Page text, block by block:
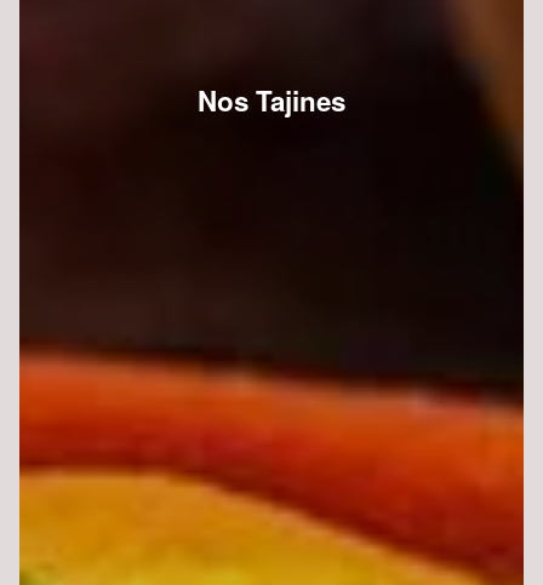
Nos Tajines